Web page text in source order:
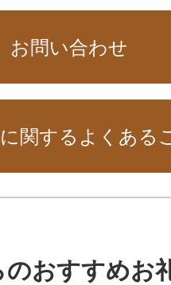
お問い合わせ
関するよくある
おすすめお